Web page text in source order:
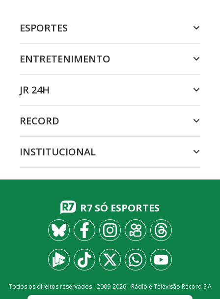
ESPORTES
ENTRETENIMENTO
JR 24H
RECORD
INSTITUCIONAL
R7 SÓ ESPORTES
Todos os direitos reservados - 2009-2026- Rádio e Televisão Record S.A